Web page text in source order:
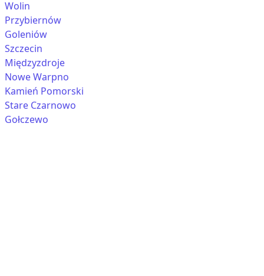
Wolin
Przybiernów
Goleniów
Szczecin
Międzyzdroje
Nowe Warpno
Kamień Pomorski
Stare Czarnowo
Gołczewo